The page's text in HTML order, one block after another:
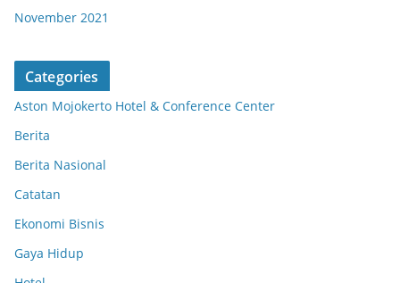
November 2021
Categories
Aston Mojokerto Hotel & Conference Center
Berita
Berita Nasional
Catatan
Ekonomi Bisnis
Gaya Hidup